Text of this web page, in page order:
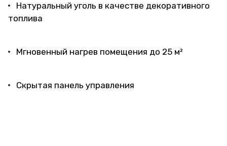
Натуральный уголь в качестве декоративного
топлива
Мгновенный нагрев помещения до 25 м²
Скрытая панель управления